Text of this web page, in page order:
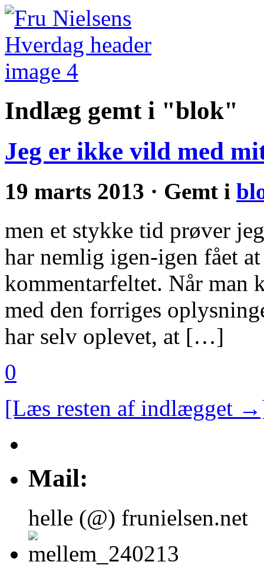
Indlæg gemt i "blok"
Jeg er ikke vild med
19 marts 2013 · Gemt i
men et stykke tid prøver
har nemlig igen-igen fået
kommentarfeltet. Når man
med den forriges
har selv oplevet, at […]
0
[Læs resten af indlægget
Mail:
helle (@) frunielsen.net